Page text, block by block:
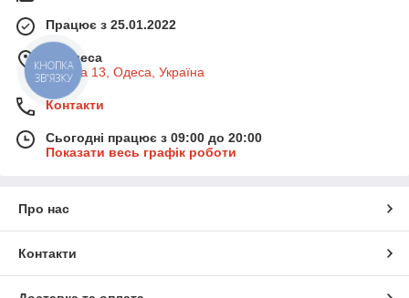
Працює з 25.01.2022
м. Одеса
Базова 13, Одеса, Україна
Контакти
Сьогодні працює з 09:00 до 20:00
Показати весь графік роботи
Про нас
Контакти
КНОПКА
ЗВ'ЯЗКУ